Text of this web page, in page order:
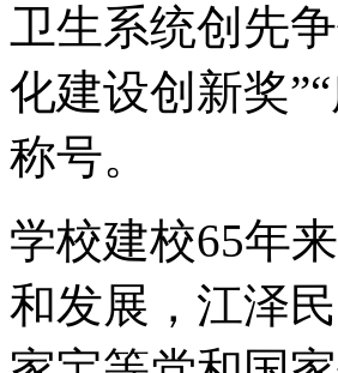
卫生系统创先
化建设创新奖
称号。
学校建校65年
和发展，江泽